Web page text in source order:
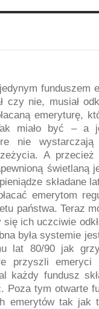
czy nie, musiał
emeryturę,
miało być – a
nie
A przecież
świetlaną
składane
emerytom
państwa. Teraz
się ich uczciwie
była systemie
lat 80/90 jak
przyszli emeryci
każdy fundusz
Poza tym otwarte
emerytów tak